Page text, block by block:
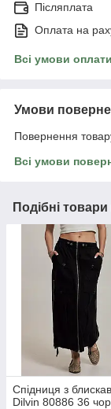
Післяплата
Оплата на
Всі умови оплати
Умови
Повернення
Всі умови
Подібні товари
Спідниця з
Dilvin 80886 36